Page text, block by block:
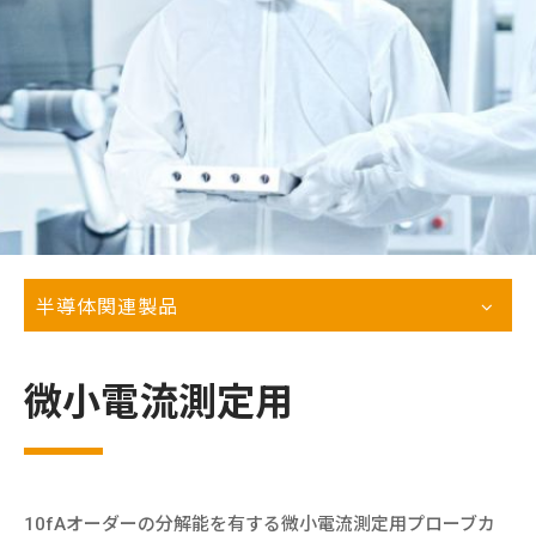
半導体関連製品
微小電流測定用
10fAオーダーの分解能を有する微小電流測定用プローブカ